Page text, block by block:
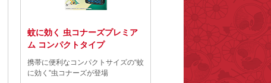
蚊に効く 虫コナーズプレミア
ム コンパクトタイプ
携帯に便利なコンパクトサイズの“蚊
に効く”虫コナーズが登場